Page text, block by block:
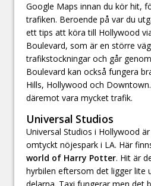
Google Maps innan du kör hit,
trafiken. Beroende på var du
ett tips att köra till Hollywood
Boulevard, som är en större
trafikstockningar och går
Boulevard kan också fungera
Hills, Hollywood och
däremot vara mycket trafik.
Universal Studios
Universal Studios i Hollywood
omtyckt nöjespark i LA. Här
world of Harry Potter. Hit är
hyrbilen eftersom det ligger lite